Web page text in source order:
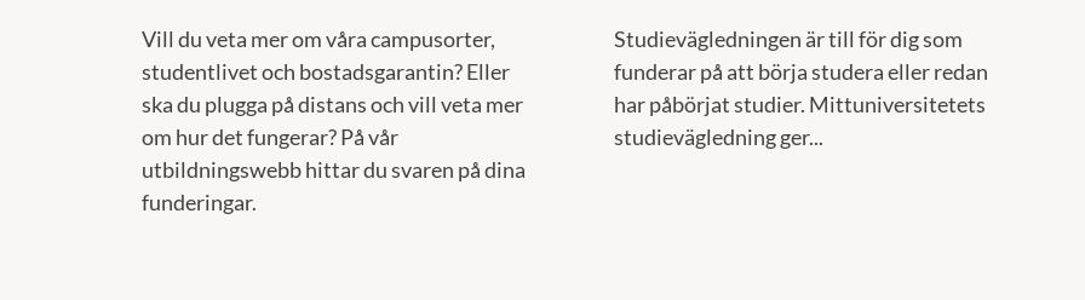
Vill du veta mer om våra campusorter,
studentlivet och bostadsgarantin? Eller
ska du plugga på distans och vill veta mer
om hur det fungerar? På vår
utbildningswebb hittar du svaren på dina
funderingar.
Studievägledningen är till för dig som
funderar på att börja studera eller redan
har påbörjat studier. Mittuniversitetets
studievägledning ger...